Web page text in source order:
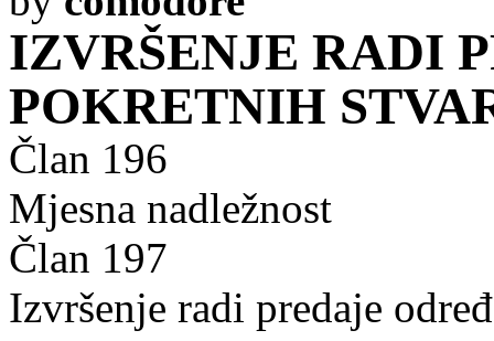
IZVRŠENJE RADI
POKRETNIH
Član 196
Mjesna nadležnost
Član 197
Izvršenje radi predaje